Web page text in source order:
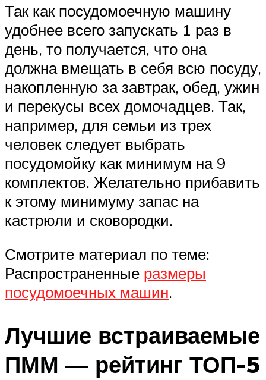
Так как посудомоечную машину
удобнее всего запускать 1 раз в
день, то получается, что она
должна вмещать в себя всю посуду,
накопленную за завтрак, обед, ужин
и перекусы всех домочадцев. Так,
например, для семьи из трех
человек следует выбрать
посудомойку как минимум на 9
комплектов. Желательно прибавить
к этому минимуму запас на
кастрюли и сковородки.
Смотрите материал по теме:
Распространенные размеры
посудомоечных машин.
Лучшие встраиваемые
ПММ — рейтинг ТОП-5